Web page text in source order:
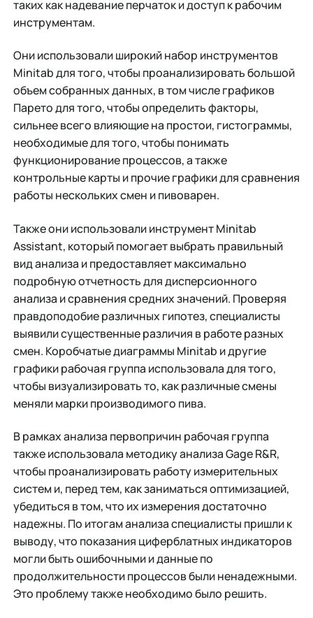
таких как надевание перчаток и доступ к рабочим
инструментам.
Они использовали широкий набор инструментов
Minitab для того, чтобы проанализировать большой
объем собранных данных, в том числе графиков
Парето для того, чтобы определить факторы,
сильнее всего влияющие на простои, гистограммы,
необходимые для того, чтобы понимать
функционирование процессов, а также
контрольные карты и прочие графики для сравнения
работы нескольких смен и пивоварен.
Также они использовали инструмент Minitab
Assistant, который помогает выбрать правильный
вид анализа и предоставляет максимально
подробную отчетность для дисперсионного
анализа и сравнения средних значений. Проверяя
правдоподобие различных гипотез, специалисты
выявили существенные различия в работе разных
смен. Коробчатые диаграммы Minitab и другие
графики рабочая группа использовала для того,
чтобы визуализировать то, как различные смены
меняли марки производимого пива.
В рамках анализа первопричин рабочая группа
также использовала методику анализа Gage R&R,
чтобы проанализировать работу измерительных
систем и, перед тем, как заниматься оптимизацией,
убедиться в том, что их измерения достаточно
надежны. По итогам анализа специалисты пришли к
выводу, что показания циферблатных индикаторов
могли быть ошибочными и данные по
продолжительности процессов были ненадежными.
Это проблему также необходимо было решить.